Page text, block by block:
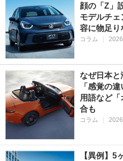
顔の「Z」
モデルチェ
容に物足り
コラム
なぜ日本と
「感覚の
用語など
合も
コラム
【異例】5